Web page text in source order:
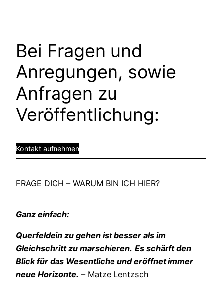
Bei Fragen und
Anregungen, sowie
Anfragen zu
Veröffentlichung:
Kontakt aufnehmen
FRAGE DICH – WARUM BIN ICH HIER?
Ganz einfach:
Querfeldein zu gehen ist besser als im
Gleichschritt zu marschieren. Es schärft den
Blick für das Wesentliche und eröffnet immer
neue Horizonte. – Matze Lentzsch